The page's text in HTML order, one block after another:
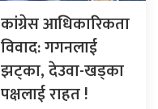
कांग्रेस आधिकारिकता
विवाद: गगनलाई
झट्का, देउवा-खड्का
पक्षलाई राहत !